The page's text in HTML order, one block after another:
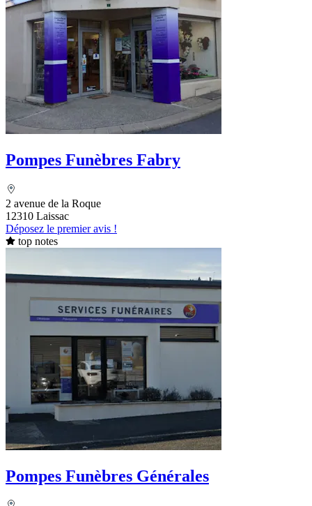
Pompes Funèbres Fabry
2 avenue de la Roque
12310 Laissac
Déposez le premier avis !
top notes
Pompes Funèbres Générales